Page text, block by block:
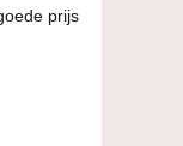
prijs